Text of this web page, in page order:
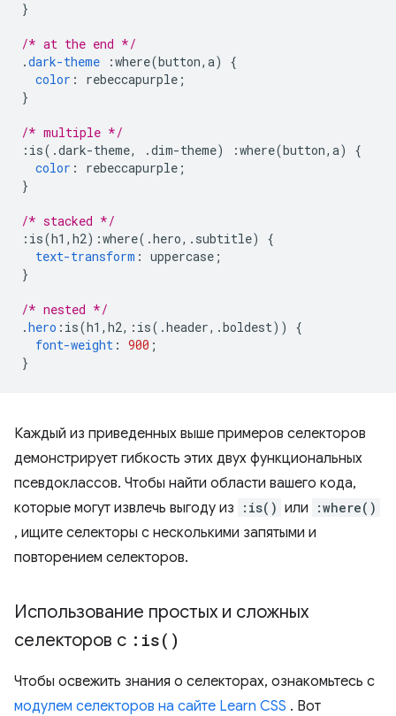
}
/* at the end */
.dark-theme :where(button, a)
{
color : rebeccapurple ;
}
/* multiple */
: is(.dark-theme, .dim-theme) :where(button, a)
{
color : rebeccapurple ;
}
/* stacked */
: is(h1 , h2):where(.hero,. subtitle)
{
text-transform : uppercase ;
}
/* nested */
.hero : is(h1 , h2,: is(.header,.boldest))
{
font-weight : 900 ;
}
Каждый из приведенных выше примеров селекторов
демонстрирует гибкость этих двух функциональных
псевдоклассов. Чтобы найти области вашего кода,
которые могут извлечь выгоду из
:is() или :where()
, ищите селекторы с несколькими запятыми и
повторением селекторов.
Использование простых и сложных
селекторов с : is( )
Чтобы освежить знания о селекторах, ознакомьтесь с
модулем селекторов на сайте Learn CSS . Вот